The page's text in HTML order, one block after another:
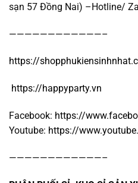
sạn 57 Đồng Nai) –Hotline/
————————————–
https://
https://happyparty.vn
Facebook: https://
Youtube: https://
————————————–